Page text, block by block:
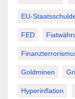
EU-
FED
Goldminen
Hyperinflation